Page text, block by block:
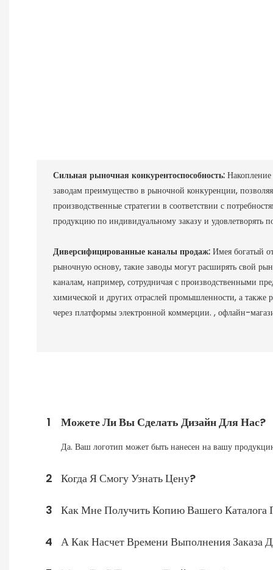
Сильная рыночная конкурентоспособность:
заводам преимущество в рыночной конкуренции,
производственные стратегии в соответствии с
продукцию по индивидуальному заказу и удовлетворять
Диверсифицированные каналы продаж: Имея богатый
рыночную основу, такие заводы могут расширять свой
каналам, например, сотрудничая с производственными
химической и других отраслей промышленности, а
через платформы электронной коммерции. , офлайн-
1 Можете Ли Вы Сделать Дизайн Для Нас?
Да. Ваш логотип может быть нанесен на вашу
2 Когда Я Смогу Узнать Цену?
3 Как Мне Получить Копию Вашего Каталога
4 А Как Насчет Времени Выполнения Заказа